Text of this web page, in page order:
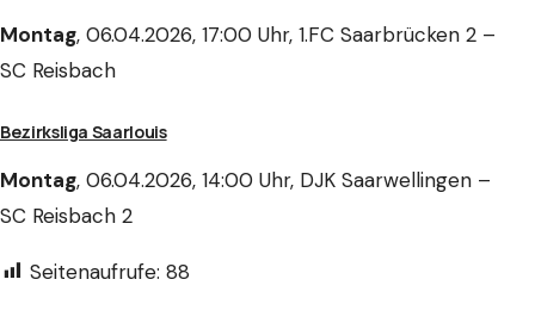
Montag, 06.04.2026, 17:00 Uhr, 1.FC Saarbrücken 2 –
SC Reisbach
Bezirksliga Saarlouis
Montag, 06.04.2026, 14:00 Uhr, DJK Saarwellingen –
SC Reisbach 2
Seitenaufrufe: 88